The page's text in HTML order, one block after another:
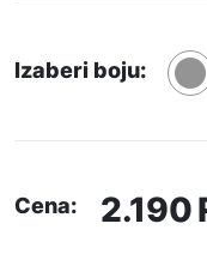
Izaberi boju:
Cena: 2.190